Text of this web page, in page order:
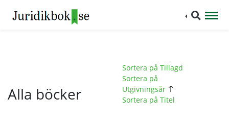
Alla böcker
Sortera på Tillagd
Sortera på
Utgivningsår
Sortera på Titel